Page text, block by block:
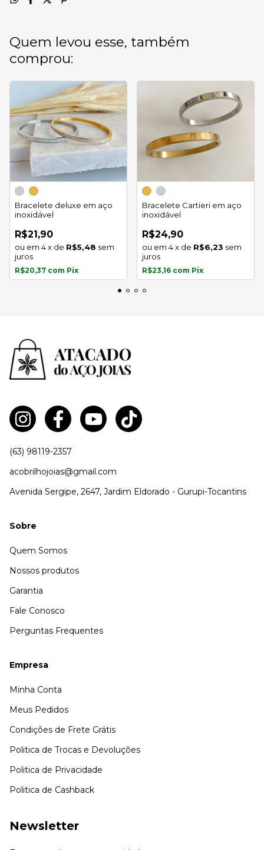
Quem levou esse, também
comprou:
Bracelete deluxe em aço
inoxidável
R$21,90
4x de R$5,48 sem
juros
R$20,37 com Pix
Bracelete Cartieri em aço
inoxidável
R$24,90
4x de R$6,23 sem
juros
R$23,16 com Pix
(63) 98119-2357
acobrilhojoias@gmail.com
Avenida Sergipe, 2647, Jardim Eldorado - Gurupi-Tocantins
Sobre
Quem Somos
Nossos produtos
Garantia
Fale Conosco
Perguntas Frequentes
Empresa
Minha Conta
Meus Pedidos
Condições de Frete Grátis
Politica de Trocas e Devoluções
Politica de Privacidade
Politica de Cashback
Newsletter